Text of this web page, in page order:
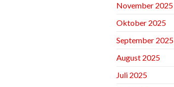
November 2025
Oktober 2025
September 2025
August 2025
Juli 2025